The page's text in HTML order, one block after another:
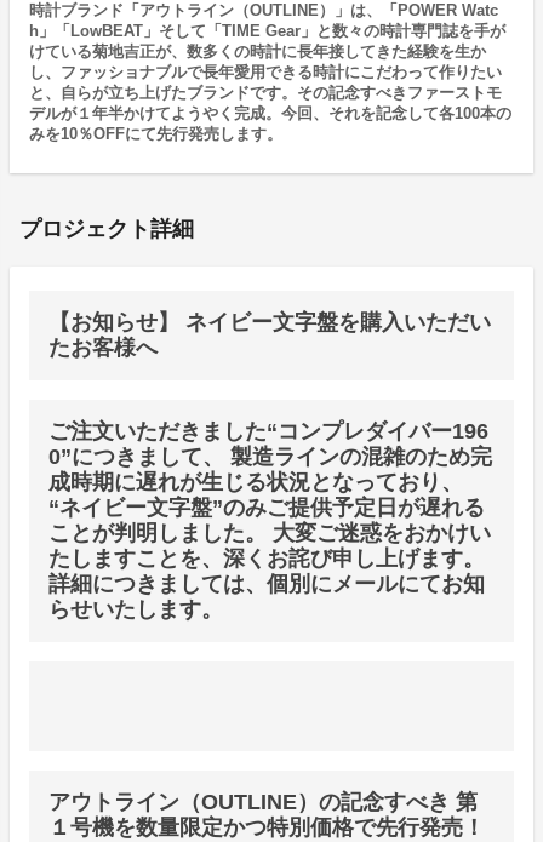
時計ブランド「アウトライン（OUTLINE）」は、「POWER Watc
h」「LowBEAT」そして「TIME Gear」と数々の時計専門誌を手が
けている菊地吉正が、数多くの時計に長年接してきた経験を生か
し、ファッショナブルで長年愛用できる時計にこだわって作りたい
と、自らが立ち上げたブランドです。その記念すべきファーストモ
デルが１年半かけてようやく完成。今回、それを記念して各100本の
みを10％OFFにて先行発売します。
プロジェクト詳細
【お知らせ】 ネイビー文字盤を購入いただい
たお客様へ
ご注文いただきました“コンプレダイバー196
0”につきまして、 製造ラインの混雑のため完
成時期に遅れが生じる状況となっており、
“ネイビー文字盤”のみご提供予定日が遅れる
ことが判明しました。 大変ご迷惑をおかけい
たしますことを、深くお詫び申し上げます。
詳細につきましては、個別にメールにてお知
らせいたします。
アウトライン（OUTLINE）の記念すべき 第
１号機を数量限定かつ特別価格で先行発売！